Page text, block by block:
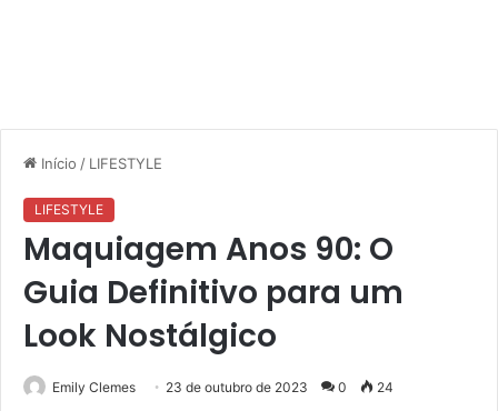
Início / LIFESTYLE
LIFESTYLE
Maquiagem Anos 90: O
Guia Definitivo para um
Look Nostálgico
Emily Clemes 23 de outubro de 2023 0 24